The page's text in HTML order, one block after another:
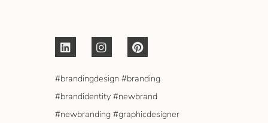
#brandingdesign #branding
#brandidentity #newbrand
#newbranding #graphicdesigner